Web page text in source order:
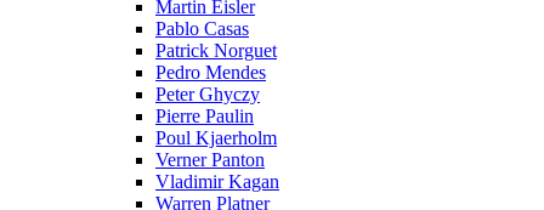
Martin Eisler
Pablo Casas
Patrick Norguet
Pedro Mendes
Peter Ghyczy
Pierre Paulin
Poul Kjaerholm
Verner Panton
Vladimir Kagan
Warren Platner